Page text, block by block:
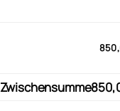
Zwischensumme